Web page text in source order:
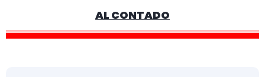
AL CONTADO